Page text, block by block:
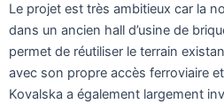
Le projet est très ambitieux car la
dans un ancien hall d’usine de
permet de réutiliser le terrain
avec son propre accès ferroviaire
Kovalska a également largement